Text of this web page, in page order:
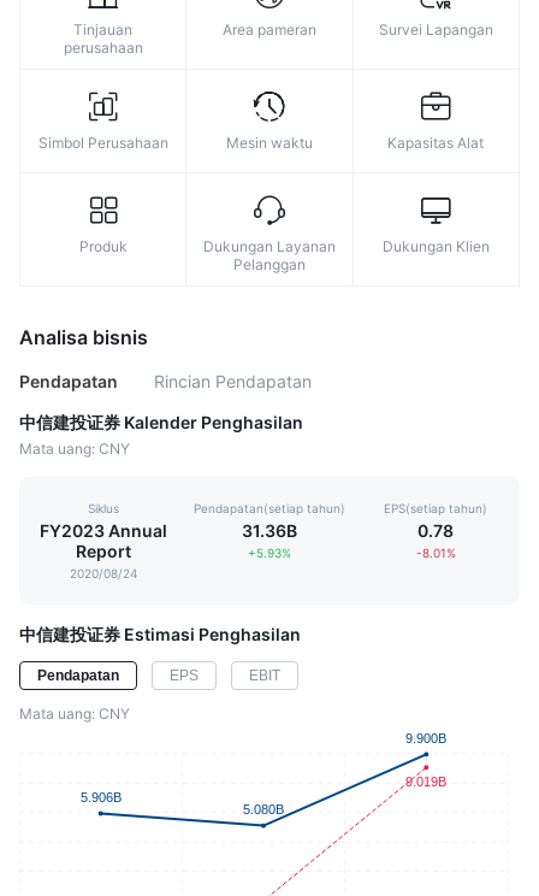
Tinjauan
perusahaan
Area pameran Survei Lapangan
Simbol Perusahaan Mesin waktu Kapasitas Alat
Produk
Dukungan Layanan
Pelanggan
Dukungan Klien
Analisa bisnis
Pendapatan
Rincian Pendapatan
中信建投证券 Kalender Penghasilan
Mata uang: CNY
Siklus
FY2023 Annual
Report
2020/08/24
Pendapatan(setiap tahun)
31.36B
+5.93%
EPS(setiap tahun)
0.78
-8.01%
中信建投证券 Estimasi Penghasilan
Pendapatan EPS EBIT
Mata uang: CNY